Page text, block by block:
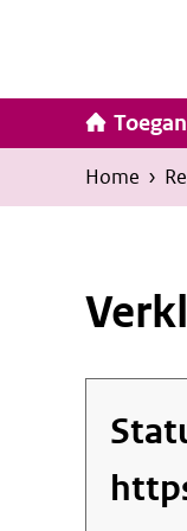
inhoud
U
bevindt
Home ›